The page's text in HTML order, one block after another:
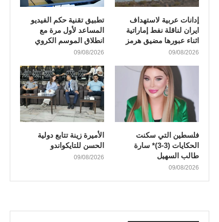
إدانات عربية لاستهداف
ايران لناقلة نفط إماراتية
اثناء عبورها مضيق هرمز
09/08/2026
تطبيق تقنية حكم الفيديو
المساعد لأول مرة مع
انطلاق الموسم الكروي
09/08/2026
فلسطين التي سكنت
الحكايات (3-3)* سارة
طالب السهيل
09/08/2026
الأميرة زينة تتابع دولية
الحسن للتايكواندو
09/08/2026